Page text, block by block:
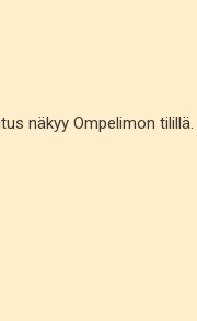
näkyy Ompelimon tilillä.